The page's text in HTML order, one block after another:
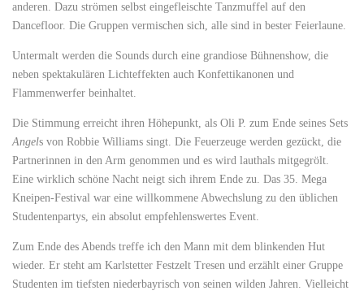
anderen. Dazu strömen selbst eingefleischte Tanzmuffel auf den
Dancefloor. Die Gruppen vermischen sich, alle sind in bester Feierlaune.
Untermalt werden die Sounds durch eine grandiose Bühnenshow, die
neben spektakulären Lichteffekten auch Konfettikanonen und
Flammenwerfer beinhaltet.
Die Stimmung erreicht ihren Höhepunkt, als Oli P. zum Ende seines Sets
Angels von Robbie Williams singt. Die Feuerzeuge werden gezückt, die
Partnerinnen in den Arm genommen und es wird lauthals mitgegrölt.
Eine wirklich schöne Nacht neigt sich ihrem Ende zu. Das 35. Mega
Kneipen-Festival war eine willkommene Abwechslung zu den üblichen
Studentenpartys, ein absolut empfehlenswertes Event.
Zum Ende des Abends treffe ich den Mann mit dem blinkenden Hut
wieder. Er steht am Karlstetter Festzelt Tresen und erzählt einer Gruppe
Studenten im tiefsten niederbayrisch von seinen wilden Jahren. Vielleicht